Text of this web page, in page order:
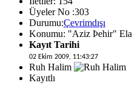
Üyeler No :303
Durumu:Çevrimdışı
Konumu: "Aziz Þehir"
Kayıt Tarihi
02 Ekim 2009, 11:43:27
Ruh Halim
Kayıtlı